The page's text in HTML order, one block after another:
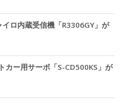
ロ内蔵受信機「R3306GY」が
カー用サーボ「S-CD500KS」が